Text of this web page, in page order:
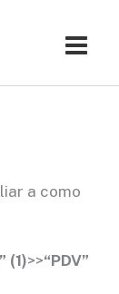
a como
(1)>>“PDV”